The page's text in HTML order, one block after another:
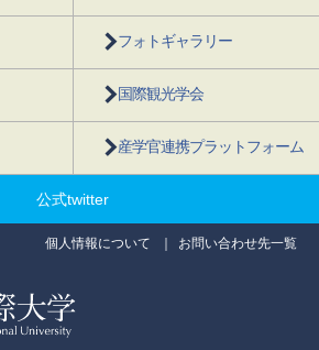
フォトギャラリー
国際観光学会
産学官連携プラットフォーム
公式twitter
個人情報について お問い合わせ先一覧